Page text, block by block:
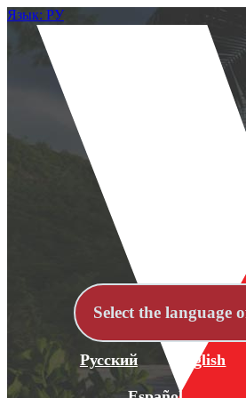
Язык: РУ
Select the language
Русский English